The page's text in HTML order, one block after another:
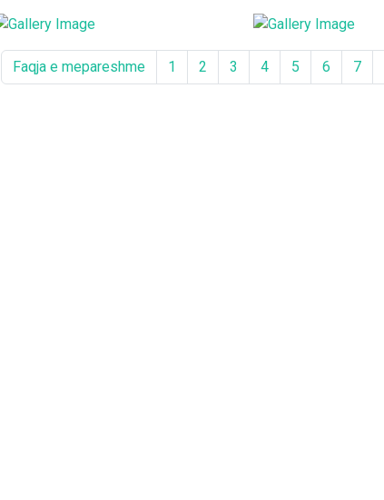
Faqja e mepareshme 1 2 3 4 5 6 7